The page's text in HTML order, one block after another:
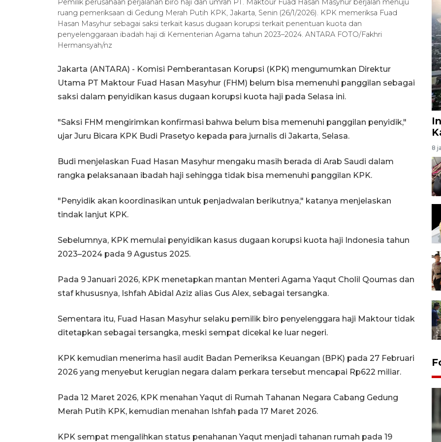
Pemilik perusahaan perjalanan biro haji dan umrah PT. Maktour Fuad Hasan Masyhur berjalan menuju
ruang pemeriksaan di Gedung Merah Putih KPK, Jakarta, Senin (26/1/2026). KPK memeriksa Fuad
Hasan Masyhur sebagai saksi terkait kasus dugaan korupsi terkait penentuan kuota dan
penyelenggaraan ibadah haji di Kementerian Agama tahun 2023–2024. ANTARA FOTO/Fakhri
Hermansyah/nz
Jakarta (ANTARA) - Komisi Pemberantasan Korupsi (KPK) mengumumkan Direktur
Utama PT Maktour Fuad Hasan Masyhur (FHM) belum bisa memenuhi panggilan sebagai
saksi dalam penyidikan kasus dugaan korupsi kuota haji pada Selasa ini.
"Saksi FHM mengirimkan konfirmasi bahwa belum bisa memenuhi panggilan penyidik,"
ujar Juru Bicara KPK Budi Prasetyo kepada para jurnalis di Jakarta, Selasa.
Budi menjelaskan Fuad Hasan Masyhur mengaku masih berada di Arab Saudi dalam
rangka pelaksanaan ibadah haji sehingga tidak bisa memenuhi panggilan KPK.
"Penyidik akan koordinasikan untuk penjadwalan berikutnya," katanya menjelaskan
tindak lanjut KPK.
Sebelumnya, KPK memulai penyidikan kasus dugaan korupsi kuota haji Indonesia tahun
2023–2024 pada 9 Agustus 2025.
Pada 9 Januari 2026, KPK menetapkan mantan Menteri Agama Yaqut Cholil Qoumas dan
staf khususnya, Ishfah Abidal Aziz alias Gus Alex, sebagai tersangka.
Sementara itu, Fuad Hasan Masyhur selaku pemilik biro penyelenggara haji Maktour tidak
ditetapkan sebagai tersangka, meski sempat dicekal ke luar negeri.
KPK kemudian menerima hasil audit Badan Pemeriksa Keuangan (BPK) pada 27 Februari
2026 yang menyebut kerugian negara dalam perkara tersebut mencapai Rp622 miliar.
Pada 12 Maret 2026, KPK menahan Yaqut di Rumah Tahanan Negara Cabang Gedung
Merah Putih KPK, kemudian menahan Ishfah pada 17 Maret 2026.
KPK sempat mengalihkan status penahanan Yaqut menjadi tahanan rumah pada 19
8